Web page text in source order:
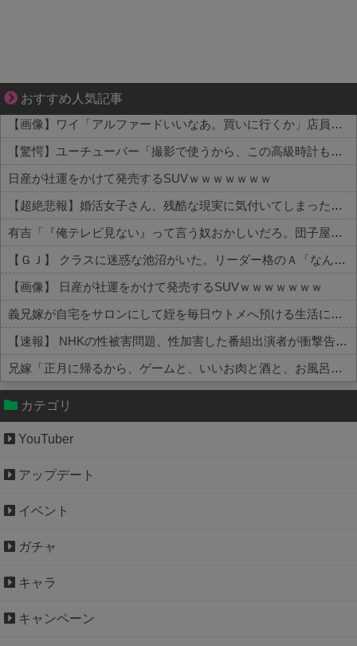
おすすめ人気記事
先輩と後輩、距離が変わった日から始まる恋
【画像】ワイ「アルファードいいなあ。買いに行くか」店員「ほいっ見積もりな！」ワイ「金額おかしくね？」←お前らもそう思うよな？？？？？
【驚愕】ユーチューバー「撮影で使うから、この高級時計も車もぜ～んぶ経費でタダ！ｗ」←まさかコレ本気にしてる奴なんておらんよな？よな？w w w w w w w w w w w
日産が社運をかけて発売するSUVｗｗｗｗｗｗｗ
【超絶悲報】婚活女子さん、残酷な現実に気付いてしまった結果…
有吉「『俺テレビ見ない』って言う奴おかしいだろ。団子屋で『団子食べない』って言うか？」
【ＧＪ】 クラスに迷惑な池沼がいた。リーダー格のＡ「なんで支援学級に入れないんですか？」先生「背の高い低いと同じで、これも個性なの！差別は...
【画像】 日産が社運をかけて発売するSUVｗｗｗｗｗｗｗ
義兄嫁が自宅をサロンにして姪を毎日ウトメへ預ける生活に。数年後、そのツケが一気に回ってきて…
【速報】 NHKの性被害問題、性加害した番組出演者が衝撃告白！
兄嫁「正月に帰るから、ゲームと、いいお肉と酒と、お風呂グッズの準備しとけよ」寝起きの私「知るかボケ」兄嫁「キィィィィー！！！！」私「あ…」
Powered by livedoor 相互RSS
カテゴリ
YouTuber
アップデート
イベント
ガチャ
キャラ
キャンペーン